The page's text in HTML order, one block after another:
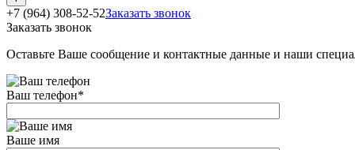
+7 (964) 308-52-52Заказать звонок
Заказать звонок
Оставьте Ваше сообщение и контактные данные и наши
Ваш телефон*
Ваше имя